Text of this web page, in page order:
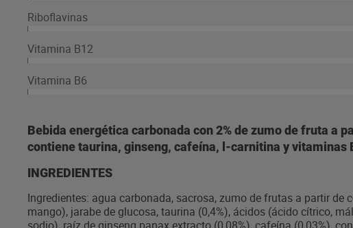
Riboflavinas
Vitamina B12
Vitamina B6
Bebida energética carbonada con 2% de zumo de fruta a
contiene taurina, ginseng, cafeína, l-carnitina y vitaminas
INGREDIENTES
Ingredientes: agua carbonada, sacrosa, zumo de frutas a partir de
mango), jarabe de glucosa, taurina (0,4%), ácidos (ácido cítrico,